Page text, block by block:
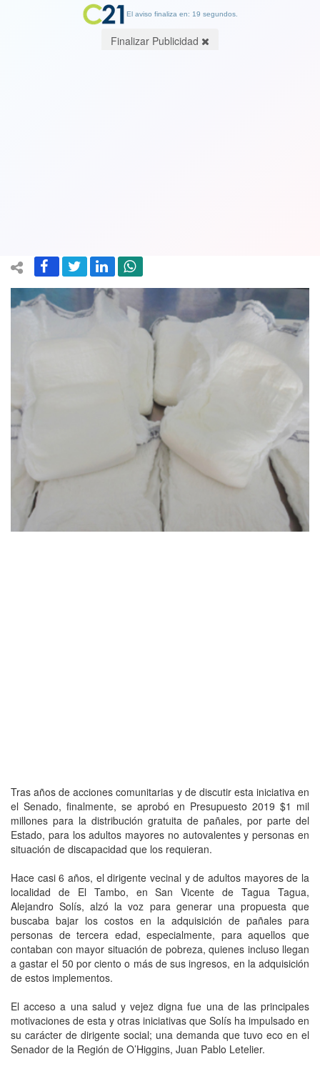
Tras años de acciones comunitarias y de discutir esta iniciativa en
el Senado, finalmente, se aprobó en Presupuesto 2019 $1 mil
millones para la distribución gratuita de pañales, por parte del
Estado, para los adultos mayores no autovalentes y personas en
situación de discapacidad que los requieran.
Hace casi 6 años, el dirigente vecinal y de adultos mayores de la
localidad de El Tambo, en San Vicente de Tagua Tagua,
Alejandro Solís, alzó la voz para generar una propuesta que
buscaba bajar los costos en la adquisición de pañales para
personas de tercera edad, especialmente, para aquellos que
contaban con mayor situación de pobreza, quienes incluso llegan
a gastar el 50 por ciento o más de sus ingresos, en la adquisición
de estos implementos.
El acceso a una salud y vejez digna fue una de las principales
motivaciones de esta y otras iniciativas que Solís ha impulsado en
su carácter de dirigente social; una demanda que tuvo eco en el
Senador de la Región de O’Higgins, Juan Pablo Letelier.
El aviso finaliza en: 19 segundos.
Finalizar Publicidad